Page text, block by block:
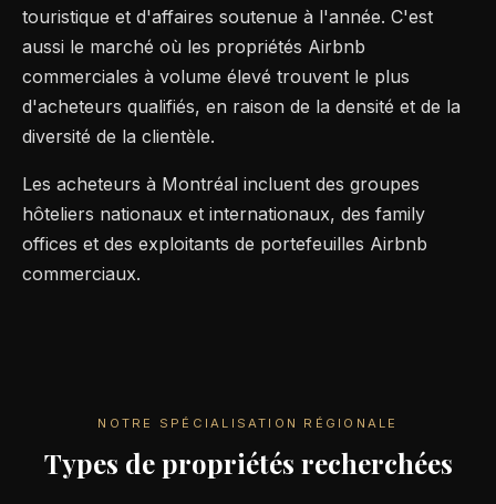
touristique et d'affaires soutenue à l'année. C'est
aussi le marché où les propriétés Airbnb
commerciales à volume élevé trouvent le plus
d'acheteurs qualifiés, en raison de la densité et de la
diversité de la clientèle.
Les acheteurs à Montréal incluent des groupes
hôteliers nationaux et internationaux, des family
offices et des exploitants de portefeuilles Airbnb
commerciaux.
NOTRE SPÉCIALISATION RÉGIONALE
Types de propriétés recherchées